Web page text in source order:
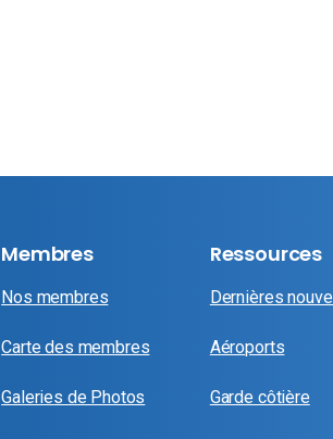
Membres
Nos membres
Carte des membres
Galeries de Photos
Ressources
Dernières
Aéroports
Garde côtière